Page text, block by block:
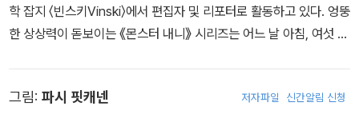
학 잡지 〈빈스키Vinski〉에서 편집자 및 리포터로 활동하고 있다. 엉뚱
한 상상력이 돋보이는 《몬스터 내니》 시리즈는 어느 날 아침, 여섯 살
서 아이들을 돌본대요!”
그림: 파시 핏캐넨 저자파일 신간알림 신청